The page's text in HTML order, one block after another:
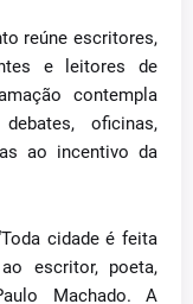
reúne escritores,
e leitores de
contempla
oficinas,
ao incentivo da
cidade é feita
escritor, poeta,
Machado. A